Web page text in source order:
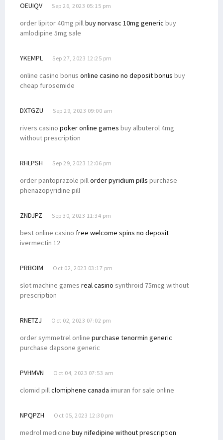
OEUIQV Sep 26, 2023 05:15 pm
order lipitor 40mg pillbuy norvasc 10mg generic buy
amlodipine 5mg sale
YKEMPL Sep 27, 2023 12:25 pm
online casino bonus online casino no deposit bonus buy
cheap furosemide
DXTGZU Sep 29, 2023 09:00 am
rivers casino poker online games buy albuterol 4mg
without prescription
RHLPSH Sep 29, 2023 12:06 pm
order pantoprazole pillorder pyridium pills purchase
phenazopyridine pill
ZNDJPZ Sep 30, 2023 11:34 pm
best online casino free welcome spins no deposit
ivermectin 12
PRBOIM Oct 02, 2023 03:17 pm
slot machine games real casino synthroid 75mcg without
prescription
RNETZJ Oct 02, 2023 07:02 pm
order symmetrel online purchase tenormin generic
purchase dapsone generic
PVHMVN Oct 04, 2023 07:53 am
clomid pillclomiphene canada imuran for sale online
NPQPZH Oct 05, 2023 12:30 pm
medrol medicine buy nifedipine without prescription